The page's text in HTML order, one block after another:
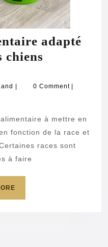
adapté
chiens
aux
petits
chiens
PetsLand0 Comment
à mettre en
fonction de la race et
races sont
à faire
READ